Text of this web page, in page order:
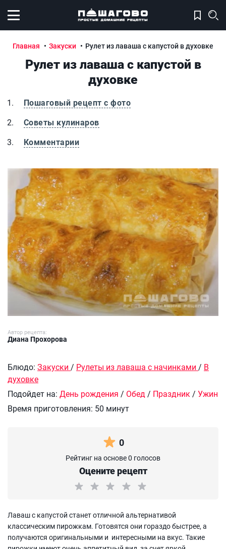
Открыть меню
Главная Закуски Рулет из лаваша с капустой в духовке
Рулет из лаваша с капустой в
духовке
Пошаговый рецепт с фото
Советы кулинаров
Комментарии
Рулет из лаваша с капустой в духовке
Автор рецепта:
Диана Прохорова
Блюдо: Закуски / Рулеты из лаваша с начинками / В
духовке
Подойдет на: День рождения / Обед / Праздник / Ужин
Время приготовления: 50 минут
0
Рейтинг на основе 0 голосов
Оцените рецепт
Лаваш с капустой станет отличной альтернативой
классическим пирожкам. Готовятся они гораздо быстрее, а
получаются оригинальными и интересными на вкус. Такие